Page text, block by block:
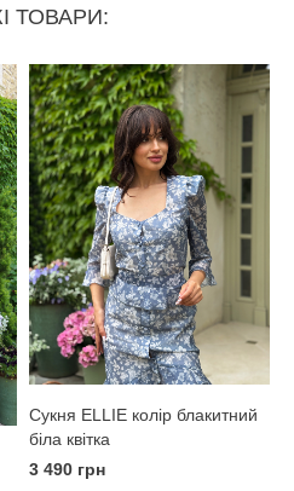
ТОВАРИ:
Сукня ELLIE колір блакитний
біла квітка
3 490 грн